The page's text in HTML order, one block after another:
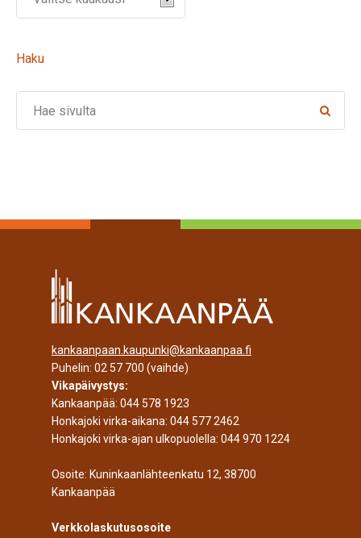
Haku
kankaanpaan.kaupunki@kankaanpaa.fi
Puhelin: 02 57 700 (vaihde)
Vikapäivystys:
Kankaanpää: 044 578 1923
Honkajoki virka-aikana: 044 577 2462
Honkajoki virka-ajan ulkopuolella: 044 970 1224
Osoite: Kuninkaanlähteenkatu 12, 38700
Kankaanpää
Verkkolaskutusosoite